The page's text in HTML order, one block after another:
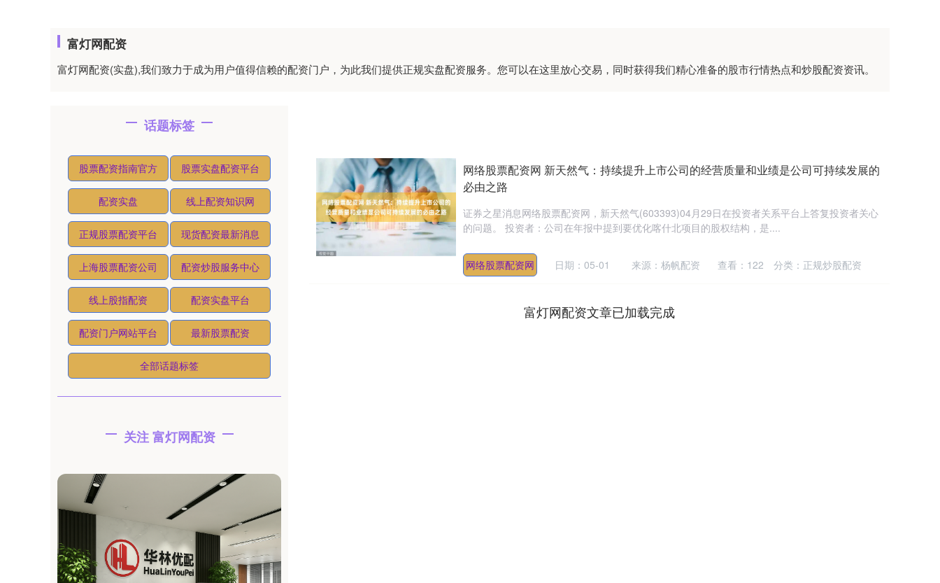
富灯网配资
富灯网配资(实盘),我们致力于成为用户值得信赖的配资门户，为此我们提供正规实盘配资服务。您可以在这里放心交易，同时获得我们精心准备的股市行情热点和炒股配资资讯。
网络股票配资网 新天然气：持续提升上市公司的经营质量和业绩是公司可持续发展的
必由之路
证券之星消息网络股票配资网，新天然气(603393)04月29日在投资者关系平台上答复投资者关心
的问题。 投资者：公司在年报中提到要优化喀什北项目的股权结构，是....
网络股票配资网 日期：05-01 来源：杨帆配资 查看： 122 分类： 正规炒股配资
富灯网配资文章已加载完成
话题标签
股票配资指南官方 股票实盘配资平台
配资实盘 线上配资知识网
正规股票配资平台 现货配资最新消息
上海股票配资公司 配资炒股服务中心
线上股指配资 配资实盘平台
配资门户网站平台 最新股票配资
全部话题标签
关注 富灯网配资